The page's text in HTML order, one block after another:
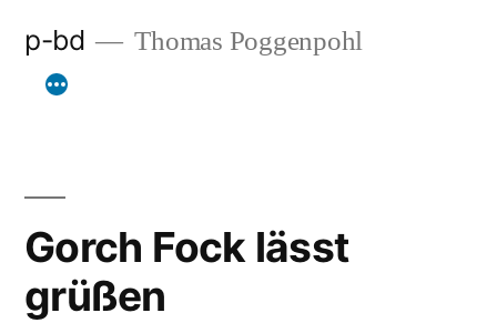
Inhalt
p-bd Thomas Poggenpohl
Gorch Fock lässt
grüßen